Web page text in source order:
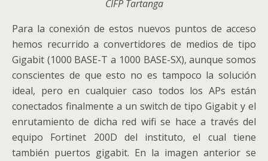
CIFP Tartanga
Para la conexión de estos nuevos puntos de acceso
hemos recurrido a convertidores de medios de tipo
Gigabit (1000 BASE-T a 1000 BASE-SX), aunque somos
conscientes de que esto no es tampoco la solución
ideal, pero en cualquier caso todos los APs están
conectados finalmente a un switch de tipo Gigabit y el
enrutamiento de dicha red wifi se hace a través del
equipo Fortinet 200D del instituto, el cual tiene
también puertos gigabit. En la imagen anterior se